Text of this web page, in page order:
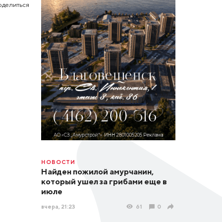
НОВОСТИ
Найден пожилой амурчанин,
который ушел за грибами еще в
июле
вчера, 21:23 61 0